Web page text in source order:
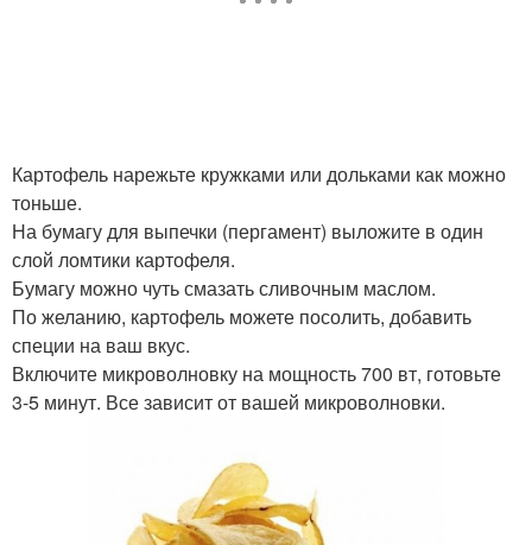
Картофель нарежьте кружками или дольками как можно
тоньше.
На бумагу для выпечки (пергамент) выложите в один
слой ломтики картофеля.
Бумагу можно чуть смазать сливочным маслом.
По желанию, картофель можете посолить, добавить
специи на ваш вкус.
Включите микроволновку на мощность 700 вт, готовьте
3-5 минут. Все зависит от вашей микроволновки.